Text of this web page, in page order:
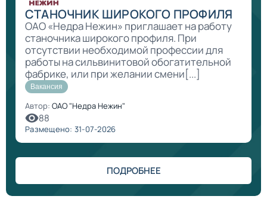
СТАНОЧНИК ШИРОКОГО ПРОФИЛЯ
ОАО «Недра Нежин» приглашает на работу
станочника широкого профиля. При
отсутствии необходимой профессии для
работы на сильвинитовой обогатительной
фабрике, или при желании смени[...]
Вакансия
Автор: ОАО "Недра Нежин"
88
Размещено: 31-07-2026
ПОДРОБНЕЕ